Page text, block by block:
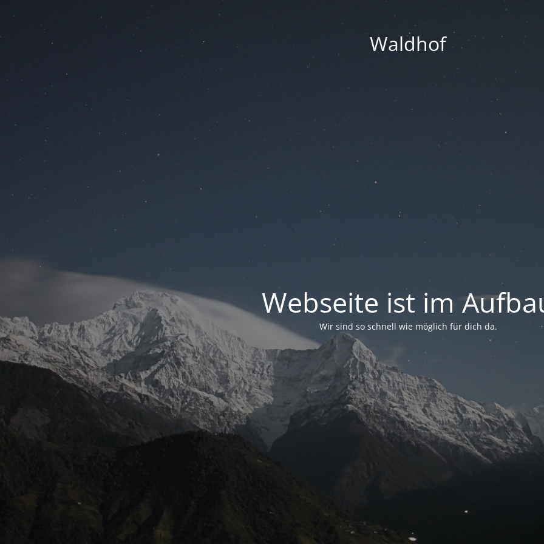
Waldhof
Webseite ist im
Wir sind so schnell wie möglich für dich da.